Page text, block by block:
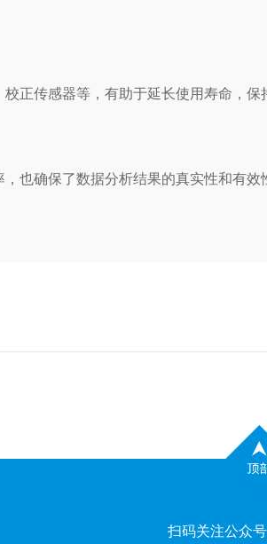
正传感器等，有助于延长使用寿命，保
也确保了数据分析结果的真实性和有效
扫码关注公众